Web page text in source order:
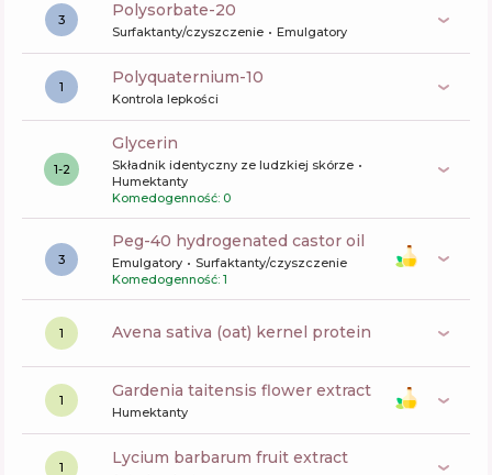
3 polysorbate-20
Surfaktanty/czyszczenie Emulgatory
1 polyquaternium-10
Kontrola lepkości
1-2
glycerin
Składnik identyczny ze ludzkiej skórze
Humektanty
Komedogenność: 0
3
peg-40 hydrogenated castor oil
Emulgatory
Surfaktanty/czyszczenie
Komedogenność: 1
1 avena sativa (oat) kernel protein
1 gardenia taitensis flower extract
Humektanty
1 lycium barbarum fruit extract